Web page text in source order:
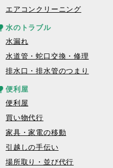
エアコンクリーニング
水のトラブル
水漏れ
水道管・蛇口交換・修理
排水口・排水管のつまり
便利屋
便利屋
買い物代行
家具・家電の移動
引越しの手伝い
場所取り・並び代行